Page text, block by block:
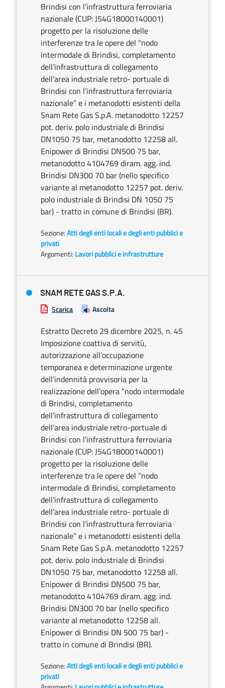
Brindisi con l’infrastruttura ferroviaria
nazionale (CUP: J54G18000140001)
progetto per la risoluzione delle
interferenze tra le opere del “nodo
intermodale di Brindisi, completamento
dell’infrastruttura di collegamento
dell’area industriale retro- portuale di
Brindisi con l’infrastruttura ferroviaria
nazionale” e i metanodotti esistenti della
Snam Rete Gas S.p.A. metanodotto 12257
pot. deriv. polo industriale di Brindisi
DN1050 75 bar, metanodotto 12258 all.
Enipower di Brindisi DN500 75 bar,
metanodotto 4104769 diram. agg. ind.
Brindisi DN300 70 bar (nello specifico
variante al metanodotto 12257 pot. deriv.
polo industriale di Brindisi DN 1050 75
bar) - tratto in comune di Brindisi (BR).
Sezione:Atti degli enti locali e degli enti pubblici e
privati
Argomenti: Lavori pubblici e infrastrutture
SNAM RETE GAS S.P.A.
Scarica Ascolta
Estratto Decreto 29 dicembre 2025, n. 45
Imposizione coattiva di servitù,
autorizzazione all’occupazione
temporanea e determinazione urgente
dell’indennità provvisoria per la
realizzazione dell’opera “nodo intermodale
di Brindisi, completamento
dell’infrastruttura di collegamento
dell’area industriale retro-portuale di
Brindisi con l’infrastruttura ferroviaria
nazionale (CUP: J54G18000140001)
progetto per la risoluzione delle
interferenze tra le opere del “nodo
intermodale di Brindisi, completamento
dell’infrastruttura di collegamento
dell’area industriale retro- portuale di
Brindisi con l’infrastruttura ferroviaria
nazionale” e i metanodotti esistenti della
Snam Rete Gas S.p.A. metanodotto 12257
pot. deriv. polo industriale di Brindisi
DN1050 75 bar, metanodotto 12258 all.
Enipower di Brindisi DN500 75 bar,
metanodotto 4104769 diram. agg. ind.
Brindisi DN300 70 bar (nello specifico
variante al metanodotto 12258 all.
Enipower di Brindisi DN 500 75 bar) -
tratto in comune di Brindisi (BR).
Sezione:Atti degli enti locali e degli enti pubblici e
privati